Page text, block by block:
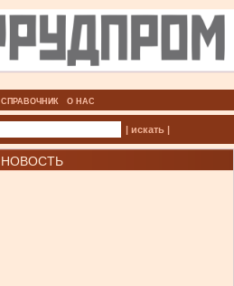
СПРАВОЧНИК О НАС
| искать |
НОВОСТЬ